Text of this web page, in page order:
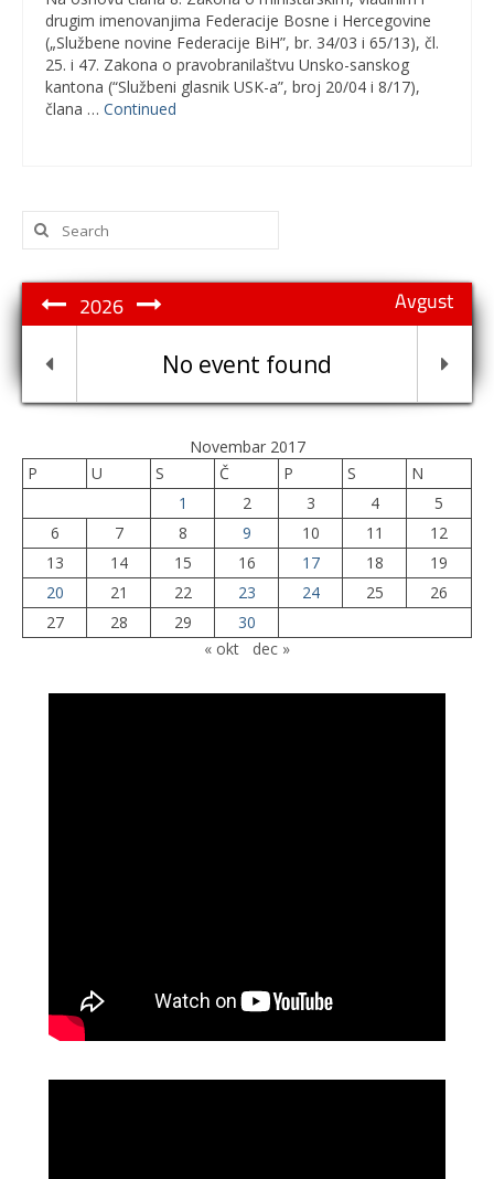
drugim imenovanjima Federacije Bosne i Hercegovine
(„Službene novine Federacije BiH”, br. 34/03 i 65/13), čl.
25. i 47. Zakona o pravobranilaštvu Unsko-sanskog
kantona (“Službeni glasnik USK-a”, broj 20/04 i 8/17),
člana … Continued
Search
for:
Avgust
2026
No event found
Novembar 2017
P
U S Č P S
N
1
2 3 4
5
6
7 8 9 10 11
12
13
14 15 16 17 18
19
20
21 22 23 24 25
26
27
28 29
30
« okt
dec »